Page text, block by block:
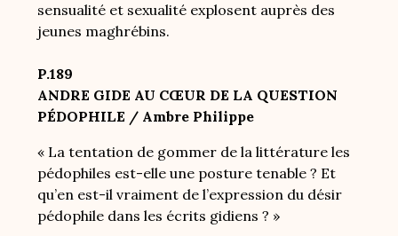
sensualité et sexualité explosent auprès des
jeunes maghrébins.
P.189
ANDRE GIDE AU CŒUR DE LA QUESTION
PÉDOPHILE / Ambre Philippe
« La tentation de gommer de la littérature les
pédophiles est-elle une posture tenable ? Et
qu’en est-il vraiment de l’expression du désir
pédophile dans les écrits gidiens ? »